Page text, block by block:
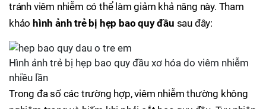
tránh viêm nhiễm có thể làm giảm khả năng này. Tham
khảo hình ảnh trẻ bị hẹp bao quy đầu sau đây:
Hình ảnh trẻ bị hẹp bao quy đầu xơ hóa do viêm nhiễm
nhiều lần
Trong đa số các trường hợp, viêm nhiễm thường không